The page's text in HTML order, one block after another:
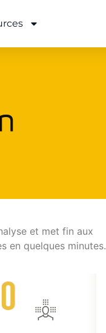
et met fin aux
en quelques minutes.